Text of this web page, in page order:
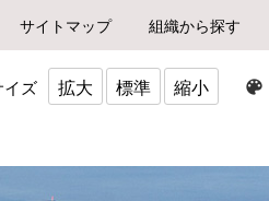
サイトマップ 組織から探す
イズ 拡大 標準 縮小